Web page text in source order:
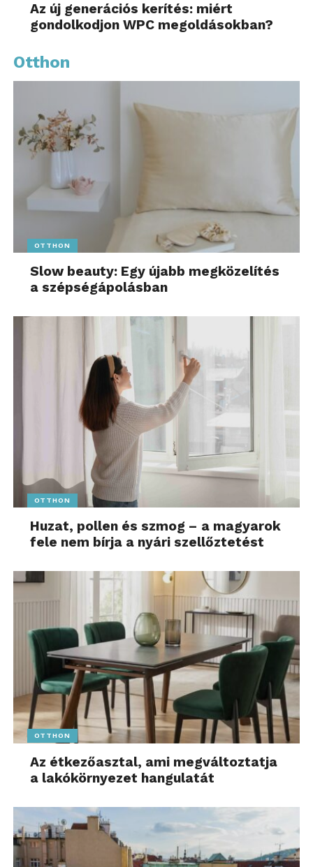
Az új generációs kerítés: miért
gondolkodjon WPC megoldásokban?
Otthon
OTTHON
Slow beauty: Egy újabb megközelítés
a szépségápolásban
OTTHON
Huzat, pollen és szmog – a magyarok
fele nem bírja a nyári szellőztetést
OTTHON
Az étkezőasztal, ami megváltoztatja
a lakókörnyezet hangulatát